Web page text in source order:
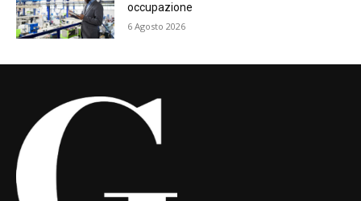
occupazione
6 Agosto 2026